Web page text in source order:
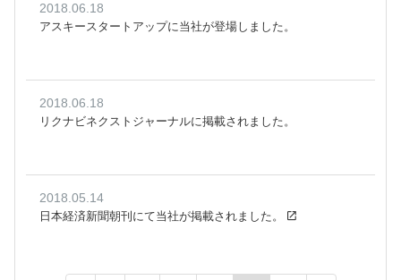
2018.06.18
アスキースタートアップに当社が登場しました。
2018.06.18
リクナビネクストジャーナルに掲載されました。
2018.05.14
日本経済新聞朝刊にて当社が掲載されました。